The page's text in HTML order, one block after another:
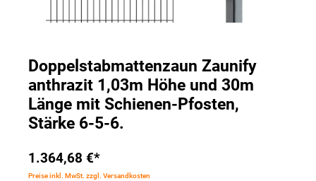
Doppelstabmattenzaun Zaunify
anthrazit 1,03m Höhe und 30m
Länge mit Schienen-Pfosten,
Stärke 6-5-6.
1.364,68 €*
Preise inkl. MwSt. zzgl. Versandkosten